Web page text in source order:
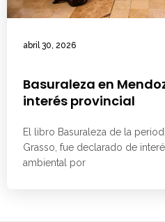
abril 30, 2026
Basuraleza en
interés provincial
El libro Basuraleza de la
Grasso, fue declarado de
ambiental por